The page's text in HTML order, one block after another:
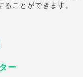
ることができます。
ー